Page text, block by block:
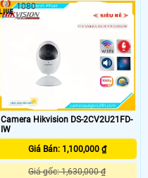
Camera Hikvision DS-2CV2U21FD-
IW
Giá Bán: 1,100,000 ₫
Giá gốc: 1,630,000 ₫
1080